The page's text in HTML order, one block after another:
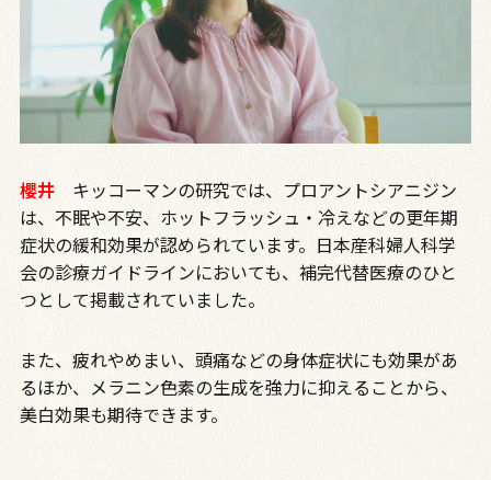
櫻井キッコーマンの研究では、プロアントシアニジン
は、不眠や不安、ホットフラッシュ・冷えなどの更年期
症状の緩和効果が認められています。日本産科婦人科学
会の診療ガイドラインにおいても、補完代替医療のひと
つとして掲載されていました。
また、疲れやめまい、頭痛などの身体症状にも効果があ
るほか、メラニン色素の生成を強力に抑えることから、
美白効果も期待できます。